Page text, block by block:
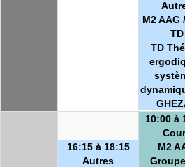
M2 AAG
TD
TD
16:15 à 18:15
Autres
10:00 à
M2